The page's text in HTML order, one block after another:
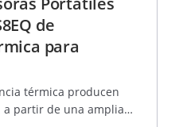
de
para
térmica producen
partir de una amplia